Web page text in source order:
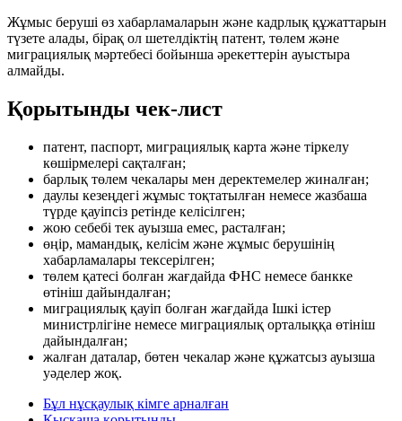
Жұмыс беруші өз хабарламаларын және кадрлық құжаттарын
түзете алады, бірақ ол шетелдіктің патент, төлем және
миграциялық мәртебесі бойынша әрекеттерін ауыстыра
алмайды.
Қорытынды чек-лист
патент, паспорт, миграциялық карта және тіркелу
көшірмелері сақталған;
барлық төлем чекалары мен деректемелер жиналған;
даулы кезеңдегі жұмыс тоқтатылған немесе жазбаша
түрде қауіпсіз ретінде келісілген;
жою себебі тек ауызша емес, расталған;
өңір, мамандық, келісім және жұмыс берушінің
хабарламалары тексерілген;
төлем қатесі болған жағдайда ФНС немесе банкке
өтініш дайындалған;
миграциялық қауіп болған жағдайда Ішкі істер
министрлігіне немесе миграциялық орталыққа өтініш
дайындалған;
жалған даталар, бөтен чекалар және құжатсыз ауызша
уәделер жоқ.
Бұл нұсқаулық кімге арналған